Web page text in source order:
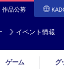
作品公募
イベント情報
ゲーム グ